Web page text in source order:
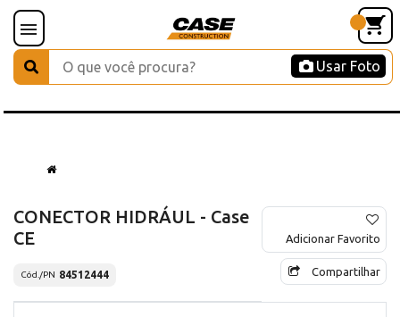
Usar Foto
CONECTOR HIDRÁUL - Case
CE
Cód./PN 84512444
Adicionar Favorito
Compartilhar